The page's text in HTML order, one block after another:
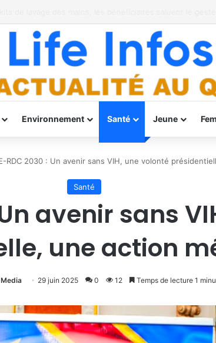
Environnement Santé Jeune
RDC 2030 : Un avenir sans VIH, une volonté
Santé
Un avenir sans
une action
29 juin 2025 0 12 Temps de lecture 1